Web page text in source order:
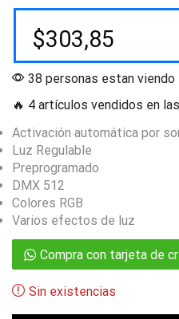
$303,85
38 personas estan
🔥 4 artículos vendidos en
Activación automática por
Luz Regulable
Preprogramado
DMX 512
Colores RGB
Varios efectos de luz
Compra con tarjeta de
Sin existencias